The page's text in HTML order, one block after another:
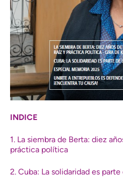
INDICE
1. La siembra de Berta: diez
práctica política
2. Cuba: La solidaridad es